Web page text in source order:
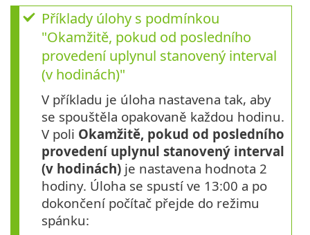
Příklady úlohy s podmínkou
"Okamžitě, pokud od posledního
provedení uplynul stanovený interval
(v hodinách)"
V příkladu je úloha nastavena tak, aby
se spouštěla opakovaně každou hodinu.
V poli Okamžitě, pokud od posledního
provedení uplynul stanovený interval
(v hodinách) je nastavena hodnota 2
hodiny. Úloha se spustí ve 13:00 a po
dokončení počítač přejde do režimu
spánku: